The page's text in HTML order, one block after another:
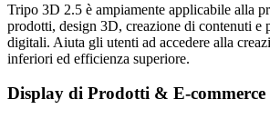
Tripo 3D 2.5 è ampiamente applicabile alla
prodotti, design 3D, creazione di contenuti e
digitali. Aiuta gli utenti ad accedere alla
inferiori ed efficienza superiore.
Display di Prodotti & E-commerce